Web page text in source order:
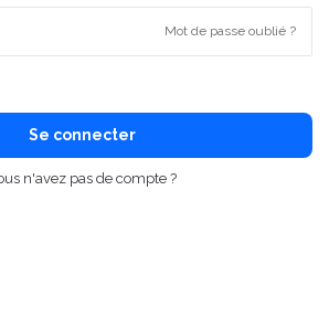
Mot de passe oublié ?
Se connecter
n'avez pas de compte ?